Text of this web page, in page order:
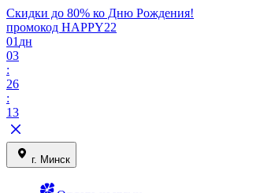
Скидки до 80% ко Дню Рождения!
промокод HAPPY22
01 дн
03
:
26
:
13
г. Минск